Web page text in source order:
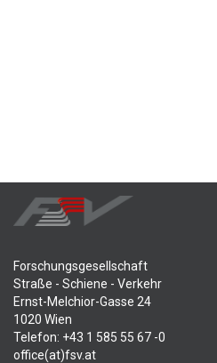
Forschungsgesellschaft
Straße - Schiene - Verkehr
Ernst-Melchior-Gasse 24
1020 Wien
Telefon: +43 1 585 55 67 -0
office(at)fsv.at